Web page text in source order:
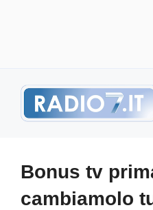
Bonus tv
cambiamolo